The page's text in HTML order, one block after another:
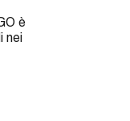
è
nei